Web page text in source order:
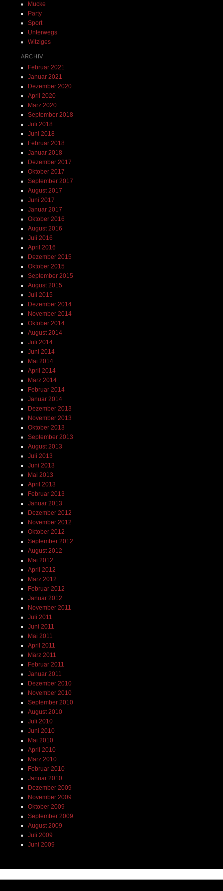
Mucke
Party
Sport
Unterwegs
Witziges
ARCHIV
Februar 2021
Januar 2021
Dezember 2020
April 2020
März 2020
September 2018
Juli 2018
Juni 2018
Februar 2018
Januar 2018
Dezember 2017
Oktober 2017
September 2017
August 2017
Juni 2017
Januar 2017
Oktober 2016
August 2016
Juli 2016
April 2016
Dezember 2015
Oktober 2015
September 2015
August 2015
Juli 2015
Dezember 2014
November 2014
Oktober 2014
August 2014
Juli 2014
Juni 2014
Mai 2014
April 2014
März 2014
Februar 2014
Januar 2014
Dezember 2013
November 2013
Oktober 2013
September 2013
August 2013
Juli 2013
Juni 2013
Mai 2013
April 2013
Februar 2013
Januar 2013
Dezember 2012
November 2012
Oktober 2012
September 2012
August 2012
Mai 2012
April 2012
März 2012
Februar 2012
Januar 2012
November 2011
Juli 2011
Juni 2011
Mai 2011
April 2011
März 2011
Februar 2011
Januar 2011
Dezember 2010
November 2010
September 2010
August 2010
Juli 2010
Juni 2010
Mai 2010
April 2010
März 2010
Februar 2010
Januar 2010
Dezember 2009
November 2009
Oktober 2009
September 2009
August 2009
Juli 2009
Juni 2009